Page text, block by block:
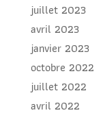
juillet 2023
avril 2023
janvier 2023
octobre 2022
juillet 2022
avril 2022